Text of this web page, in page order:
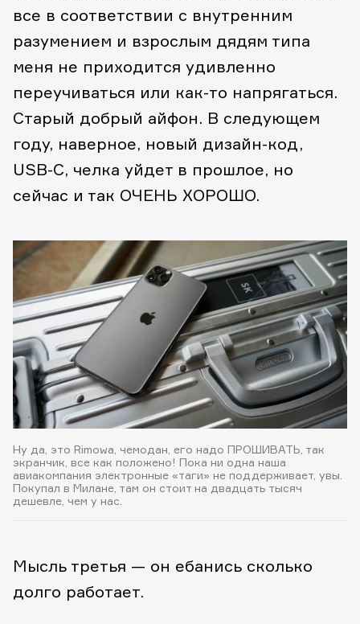
все в соответствии с внутренним
разумением и взрослым дядям типа
меня не приходится удивленно
переучиваться или как-то напрягаться.
Старый добрый айфон. В следующем
году, наверное, новый дизайн-код,
USB-C, челка уйдет в прошлое, но
сейчас и так ОЧЕНЬ ХОРОШО.
Ну да, это Rimowa, чемодан, его надо ПРОШИВАТЬ, так
экранчик, все как положено! Пока ни одна наша
авиакомпания электронные «таги» не поддерживает, увы.
Покупал в Милане, там он стоит на двадцать тысяч
дешевле, чем у нас.
Мысль третья — он ебанись сколько
долго работает.